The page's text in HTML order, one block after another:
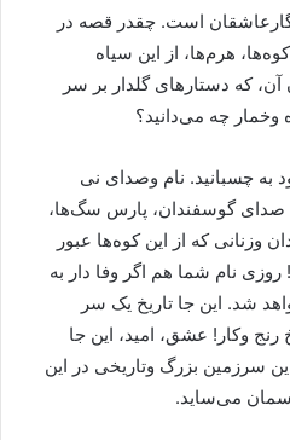
است. چقدر قصه در
هرم‌ها، از این سیاه
آن، که دستارهای گلدار بر سر
وخمار چه می‌دانید؟
به چسبانید. نام وصدای نی
صدای گوسفندان، پارس سگ‌ها،
که از این کوه‌ها عبور
نام شما هم اگر وفا دار به
شد. این جا تاریخ یک سر
وکار! عشق، امید، این جا
سرزمین بزرگ وتاریخی در این
می‌ساید.